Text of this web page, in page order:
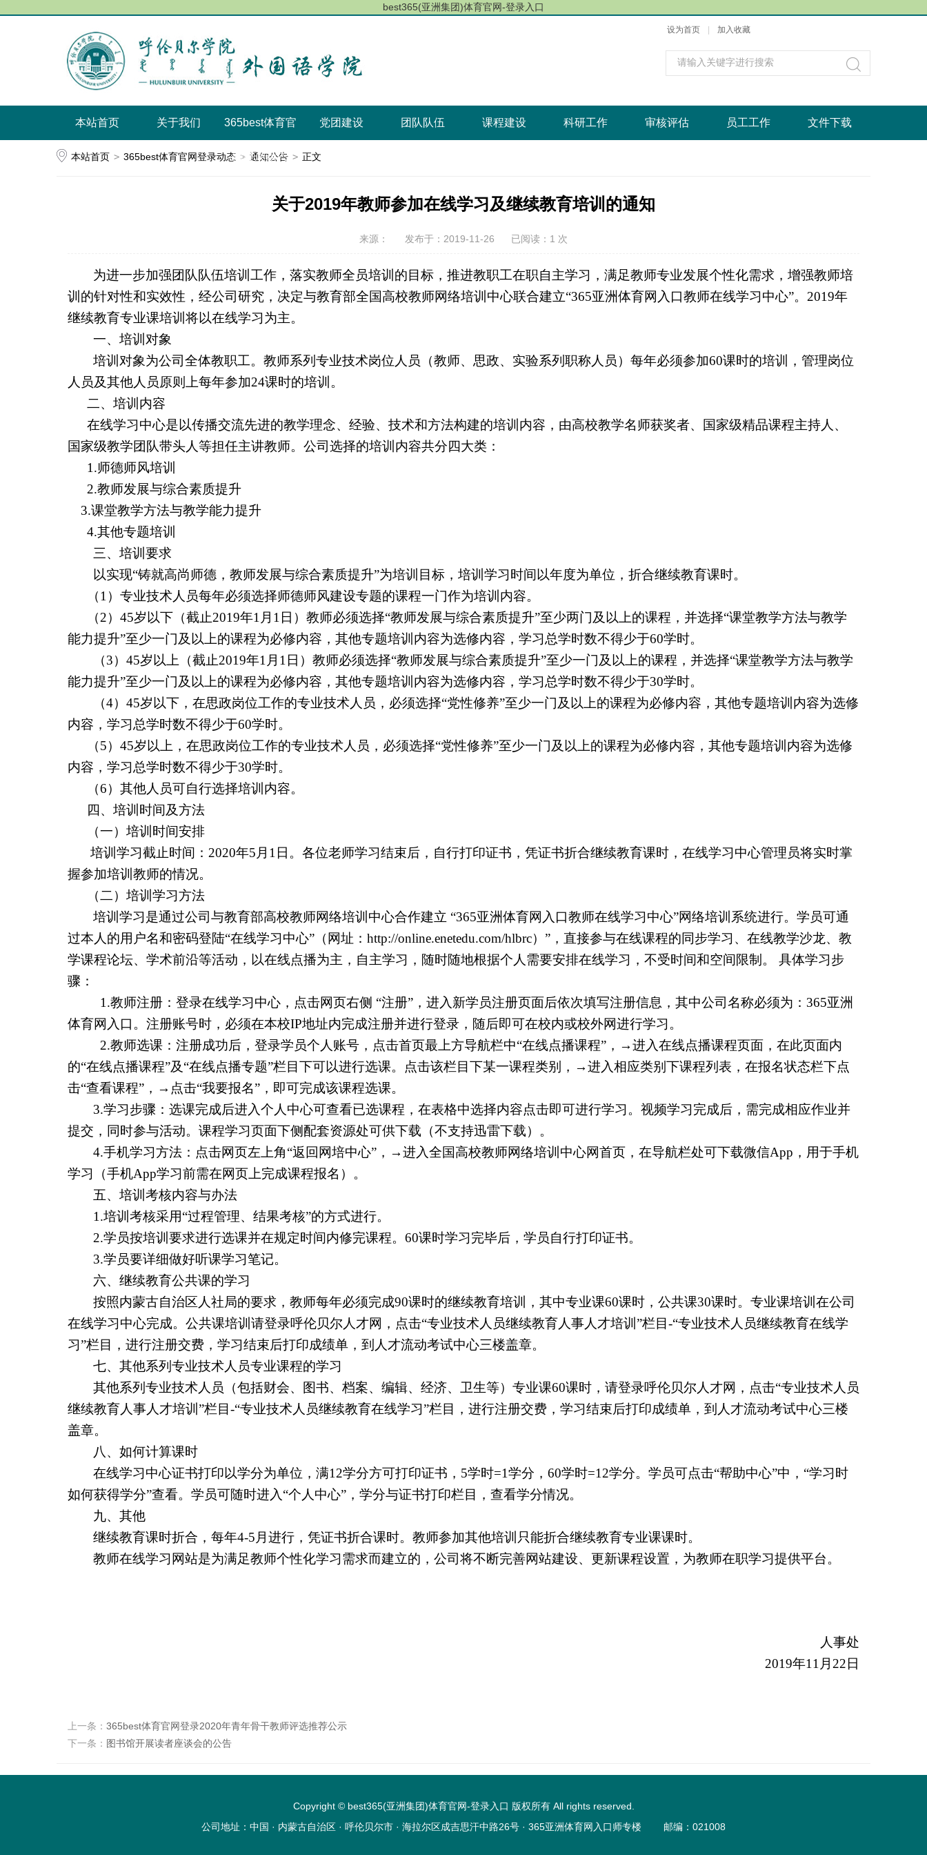
best365(亚洲集团)体育官网-登录入口
设为首页 加入收藏
本站首页 关于我们 ​365best体育官
网登录动态
党团建设 团队队伍 课程建设 科研工作 审核评估 员工工作 文件下载
本站首页 > ​365best体育官网登录动态 > 通知公告 > 正文
关于2019年教师参加在线学习及继续教育培训的通知
来源： 发布于：2019-11-26 已阅读：1 次
为进一步加强团队队伍培训工作，落实教师全员培训的目标，推进教职工在职自主学习，满足教师专业发展个性化需求，增强教师培
训的针对性和实效性，经公司研究，决定与教育部全国高校教师网络培训中心联合建立“365亚洲体育网入口教师在线学习中心”。 2019年
继续教育专业课培训将以在线学习为主。
一、培训对象
培训对象为公司全体教职工。教师系列专业技术岗位人员（教师、思政、实验系列职称人员）每年必须参加60课时的培训，管理岗位
人员及其他人员原则上每年参加24课时的培训。
二、培训内容
在线学习中心是以传播交流先进的教学理念、经验、技术和方法构建的培训内容，由高校教学名师获奖者、国家级精品课程主持人、
国家级教学团队带头人等担任主讲教师。公司选择的培训内容共分四大类：
1.师德师风培训
2.教师发展与综合素质提升
3.课堂教学方法与教学能力提升
4.其他专题培训
三、培训要求
以实现“铸就高尚师德，教师发展与综合素质提升”为培训目标，培训学习时间以年度为单位，折合继续教育课时。
（1 ）专业技术人员每年必须选择师德师风建设专题的课程一门作为培训内容。
（2） 45岁以下（截止2019年1 月 1 日）教师必须选择“教师发展与综合素质提升”至少两门及以上的课程，并选择“课堂教学方法与教学
能力提升”至少一门及以上的课程为必修内容，其他专题培训内容为选修内容，学习总学时数不得少于60学时。
（3） 45岁以上（截止2019年1 月 1 日）教师必须选择“教师发展与综合素质提升”至少一门及以上的课程，并选择“课堂教学方法与教学
能力提升”至少一门及以上的课程为必修内容，其他专题培训内容为选修内容，学习总学时数不得少于30学时。
（4） 45岁以下，在思政岗位工作的专业技术人员，必须选择“党性修养”至少一门及以上的课程为必修内容，其他专题培训内容为选修
内容，学习总学时数不得少于60学时。
（5） 45岁以上，在思政岗位工作的专业技术人员，必须选择“党性修养”至少一门及以上的课程为必修内容，其他专题培训内容为选修
内容，学习总学时数不得少于30学时。
（6）其他人员可自行选择培训内容。
四、培训时间及方法
（一）培训时间安排
培训学习截止时间： 2020年5 月 1 日。各位老师学习结束后，自行打印证书，凭证书折合继续教育课时，在线学习中心管理员将实时掌
握参加培训教师的情况。
（二）培训学习方法
培训学习是通过公司与教育部高校教师网络培训中心合作建立 “365亚洲体育网入口教师在线学习中心”网络培训系统进行。学员可通
过本人的用户名和密码登陆“在线学习中心”（网址： http://online.enetedu.com/hlbrc）”，直接参与在线课程的同步学习、在线教学沙龙、教
学课程论坛、学术前沿等活动，以在线点播为主，自主学习，随时随地根据个人需要安排在线学习，不受时间和空间限制。 具体学习步
骤：
1.教师注册：登录在线学习中心，点击网页右侧 “注册”，进入新学员注册页面后依次填写注册信息，其中公司名称必须为：365亚洲
体育网入口。注册账号时，必须在本校IP地址内完成注册并进行登录，随后即可在校内或校外网进行学习。
2.教师选课：注册成功后，登录学员个人账号，点击首页最上方导航栏中“在线点播课程”，→进入在线点播课程页面，在此页面内
的“在线点播课程”及“在线点播专题”栏目下可以进行选课。点击该栏目下某一课程类别，→进入相应类别下课程列表，在报名状态栏下点
击“查看课程”，→点击“我要报名”，即可完成该课程选课。
3.学习步骤：选课完成后进入个人中心可查看已选课程，在表格中选择内容点击即可进行学习。视频学习完成后，需完成相应作业并
提交，同时参与活动。课程学习页面下侧配套资源处可供下载（不支持迅雷下载）。
4.手机学习方法：点击网页左上角“返回网培中心”，→进入全国高校教师网络培训中心网首页，在导航栏处可下载微信App ，用于手机
学习（手机App学习前需在网页上完成课程报名）。
五、培训考核内容与办法
1.培训考核采用“过程管理、结果考核”的方式进行。
2.学员按培训要求进行选课并在规定时间内修完课程。 60课时学习完毕后，学员自行打印证书。
3.学员要详细做好听课学习笔记。
六、继续教育公共课的学习
按照内蒙古自治区人社局的要求，教师每年必须完成90课时的继续教育培训，其中专业课60课时，公共课30课时。专业课培训在公司
在线学习中心完成。公共课培训请登录呼伦贝尔人才网，点击“专业技术人员继续教育人事人才培训”栏目 -“专业技术人员继续教育在线学
习”栏目，进行注册交费，学习结束后打印成绩单，到人才流动考试中心三楼盖章。
七、 其他系列专业技术人员专业课程的学习
其他系列专业技术人员（包括财会、图书、档案、编辑、经济、卫生等）专业课60课时，请登录呼伦贝尔人才网，点击“专业技术人员
继续教育人事人才培训”栏目 -“专业技术人员继续教育在线学习”栏目，进行注册交费，学习结束后打印成绩单，到人才流动考试中心三楼
盖章。
八、如何计算课时
在线学习中心证书打印以学分为单位，满12学分方可打印证书， 5学时=1学分， 60学时=12学分。学员可点击“帮助中心”中，“学习时
如何获得学分”查看。学员可随时进入“个人中心”，学分与证书打印栏目，查看学分情况。
九、其他
继续教育课时折合，每年4-5 月进行，凭证书折合课时。教师参加其他培训只能折合继续教育专业课课时。
教师在线学习网站是为满足教师个性化学习需求而建立的，公司将不断完善网站建设、更新课程设置，为教师在职学习提供平台。
人事处
2019年11 月 22 日
上一条： 365best体育官网登录2020年青年骨干教师评选推荐公示
下一条： 图书馆开展读者座谈会的公告
Copyright © best365(亚洲集团)体育官网-登录入口 版权所有 All rights reserved.
公司地址：中国 · 内蒙古自治区 · 呼伦贝尔市 · 海拉尔区成吉思汗中路26号 · 365亚洲体育网入口师专楼 邮编：021008